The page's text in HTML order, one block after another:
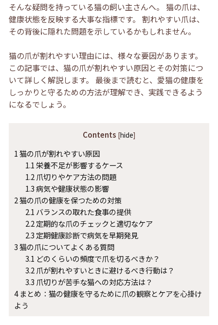
そんな疑問を持っている猫の飼い主さんへ。 猫の爪は、
健康状態を反映する大事な指標です。 割れやすい爪は、
その背後に隠れた問題を示しているかもしれません。
猫の爪が割れやすい理由には、様々な要因があります。
この記事では、猫の爪が割れやすい原因とその対策につ
いて詳しく解説します。 最後まで読むと、愛猫の健康を
しっかりと守るための方法が理解でき、実践できるよう
になるでしょう。
Contents [hide]
1猫の爪が割れやすい原因
1.1 栄養不足が影響するケース
1.2爪切りやケア方法の問題
1.3病気や健康状態の影響
2猫の爪の健康を保つための対策
2.1 バランスの取れた食事の提供
2.2定期的な爪のチェックと適切なケア
2.3 定期健康診断で病気を早期発見
3猫の爪についてよくある質問
3.1 どのくらいの頻度で爪を切るべきか？
3.2爪が割れやすいときに避けるべき行動は？
3.3 爪切りが苦手な猫への対応方法は？
4まとめ：猫の健康を守るために爪の観察とケアを心掛け
よう